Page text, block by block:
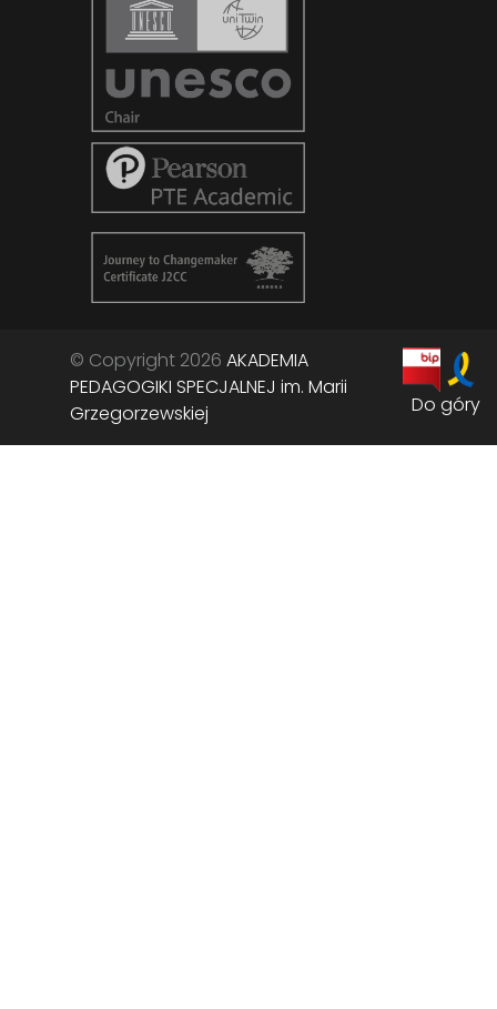
© Copyright 2026 AKADEMIA
PEDAGOGIKI SPECJALNEJ im. Marii
Grzegorzewskiej
Do góry